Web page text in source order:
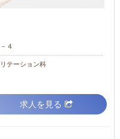
４
テーション科
求人を見る